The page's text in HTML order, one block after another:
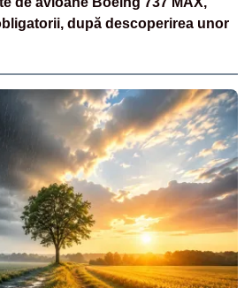
după descoperirea unor